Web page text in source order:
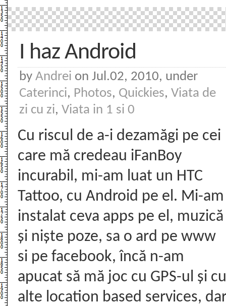
contact
me
I haz Android
by Andrei on Jul.02, 2010, under
Caterinci, Photos, Quickies, Viata de
zi cu zi, Viata in 1 si 0
Cu riscul de a-i dezamăgi pe cei
care mă credeau iFanBoy
incurabil, mi-am luat un HTC
Tattoo, cu Android pe el. Mi-am
instalat ceva apps pe el, muzică
și niște poze, sa o ard pe www
si pe facebook, încă n-am
apucat să mă joc cu GPS-ul și cu
alte location based services,